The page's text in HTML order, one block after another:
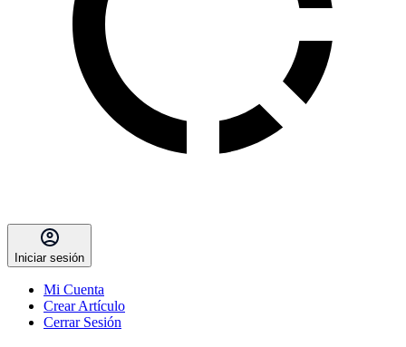
Iniciar sesión
Mi Cuenta
Crear Artículo
Cerrar Sesión